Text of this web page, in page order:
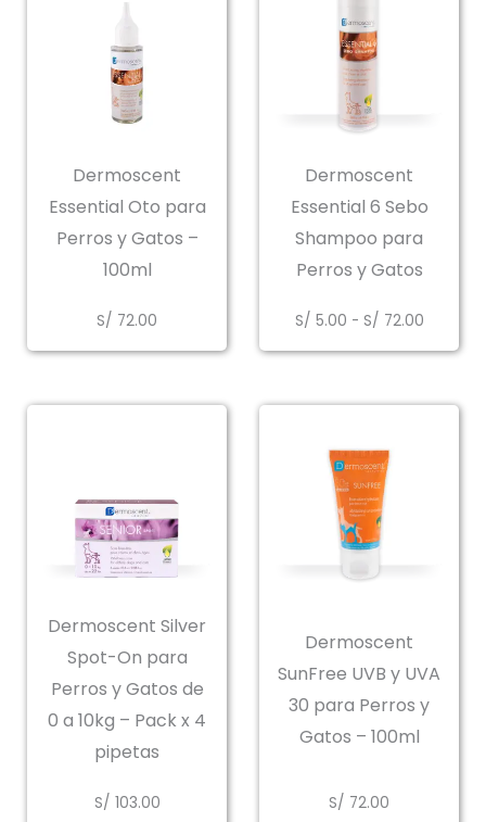
Dermoscent
Essential Oto para
Perros y Gatos –
100ml
S/ 72.00
Dermoscent
Essential 6 Sebo
Shampoo para
Perros y Gatos
S/ 5.00 - S/ 72.00Rango
de
desde
Dermoscent Silver
Spot-On para
Perros y Gatos de
0 a 10kg – Pack x 4
pipetas
S/ 103.00
Dermoscent
SunFree UVB y UVA
30 para Perros y
Gatos – 100ml
S/ 72.00